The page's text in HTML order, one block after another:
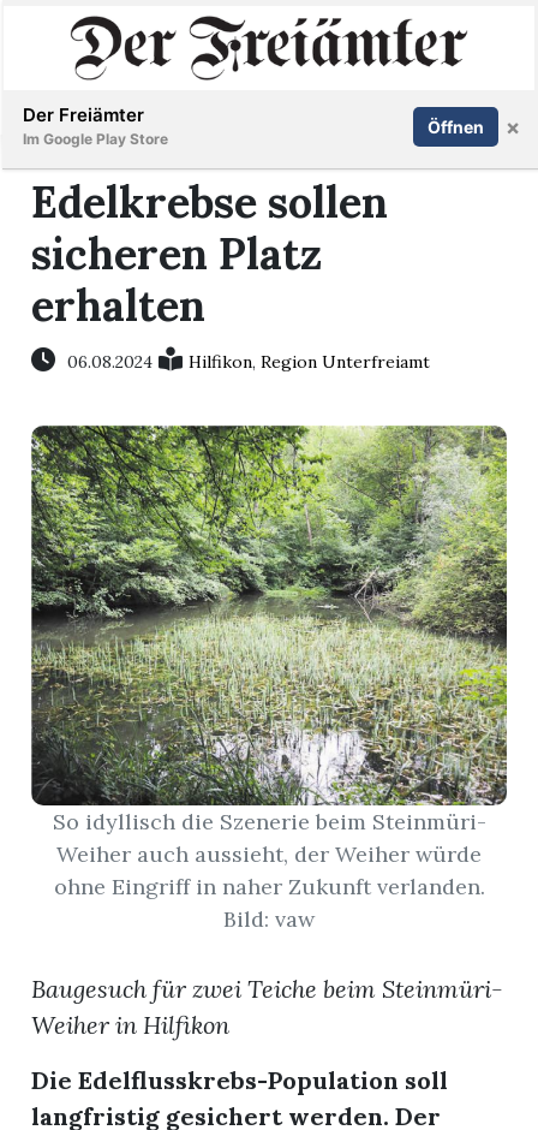
Immobilien
Veranstaltungen
Stellen
E-
Paper
Newsletter
App
Inserieren Abonnieren Anmelden
Edelkrebse sollen
sicheren Platz
erhalten
06.08.2024 Hilfikon,Region Unterfreiamt
So idyllisch die Szenerie beim Steinmüri-
Weiher auch aussieht, der Weiher würde
ohne Eingriff in naher Zukunft verlanden.
Bild: vaw
Baugesuch für zwei Teiche beim Steinmüri-
Weiher in Hilfikon
Die Edelflusskrebs-Population soll
langfristig gesichert werden. Der
Der Freiämter
Im Google Play Store
Öffnen ×